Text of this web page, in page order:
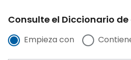
Consulte el Diccionario de
Empieza con